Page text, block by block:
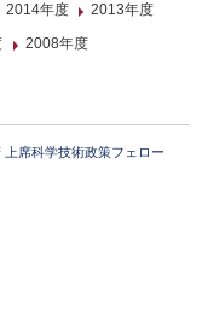
2014年度
2013年度
2008年度
席科学技術政策フェロー